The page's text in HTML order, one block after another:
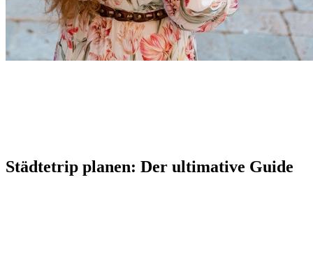
Städtetrip planen: Der ultimative Guide